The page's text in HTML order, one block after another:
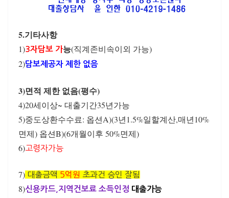
5.기타사항
1)3자담보 가능(직계존비속이외 가능)
2)담보제공자 제한 없음
3)면적 제한 없음(평수)
4)20세이상~ 대출기간35년가능
5)중도상환수수료: 옵션A)(3년1.5%일할계산,매년10%
면제) 옵션B)(6개월이후 50%면제)
6)고령자가능
7) 대출금액 5억원 초과건 승인 잘됨
8)신용카드,지역건보료 소득인정 대출가능